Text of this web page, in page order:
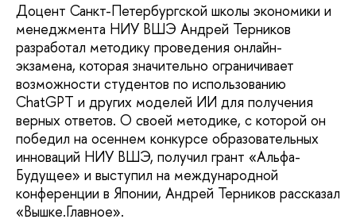
Доцент Санкт-Петербургской школы экономики и
менеджмента НИУ ВШЭ Андрей Терников
разработал методику проведения онлайн-
экзамена, которая значительно ограничивает
возможности студентов по использованию
ChatGPT и других моделей ИИ для получения
верных ответов. О своей методике, с которой он
победил на осеннем конкурсе образовательных
инноваций НИУ ВШЭ, получил грант «Альфа-
Будущее» и выступил на международной
конференции в Японии, Андрей Терников рассказал
«Вышке.Главное».